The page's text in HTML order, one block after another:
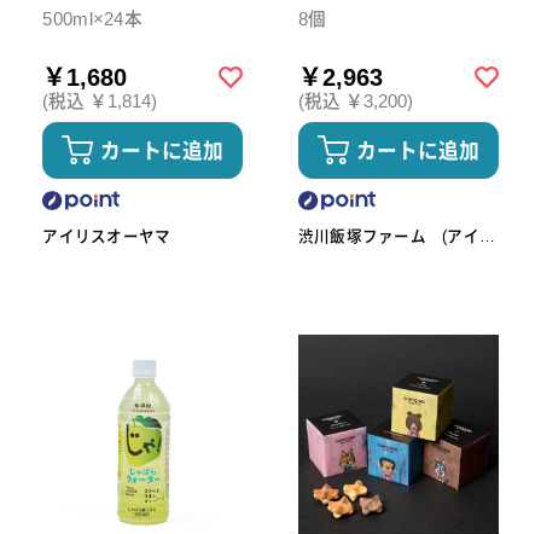
500ml×24本
￥1,680
(税込 ￥1,814)
カートに追加
アイリスオーヤマ
8個
￥2,963
(税込 ￥3,200)
カートに追加
渋川飯塚ファーム (アイス